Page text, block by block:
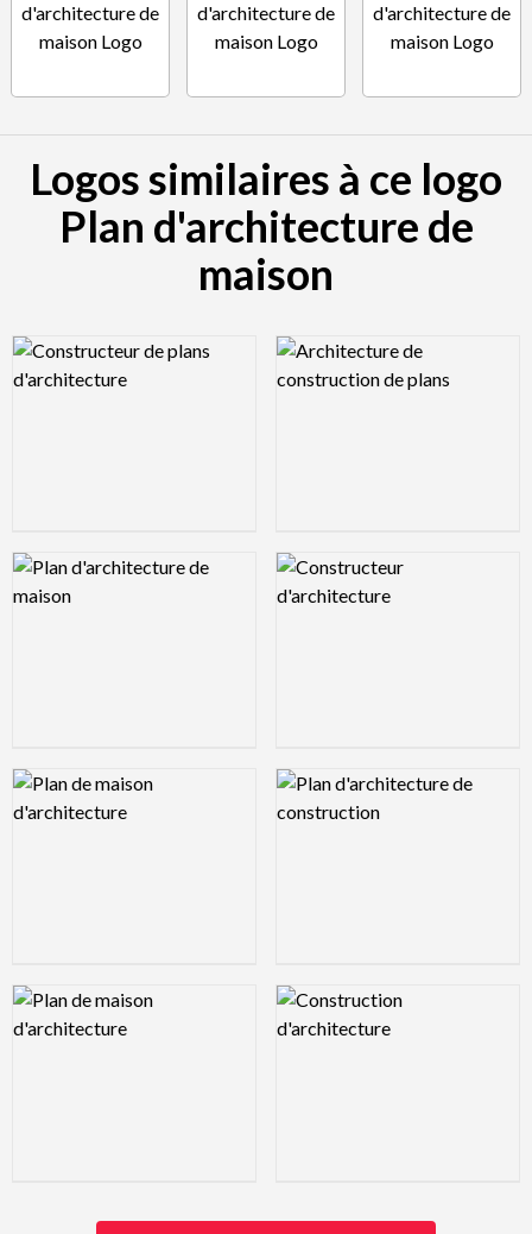
Logos similaires à ce logo
Plan d'architecture de
maison
Logo Preview Image Logo Preview Image
Logo Preview Image Logo Preview Image
Logo Preview Image Logo Preview Image
Logo Preview Image Logo Preview Image